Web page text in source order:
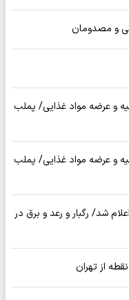
و مصدومان
و عرضه مواد غذایی/ پملب
و عرضه مواد غذایی/ پملب
شد/ رگبار و رعد و برق در
از تهران